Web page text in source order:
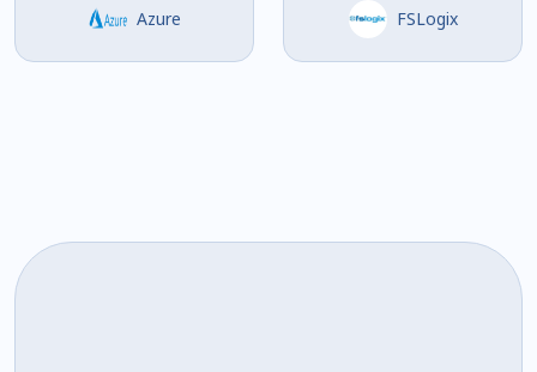
Azure FSLogix